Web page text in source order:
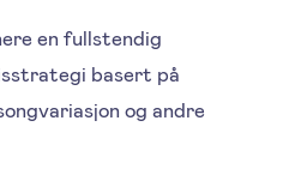
en fullstendig
basert på
og andre